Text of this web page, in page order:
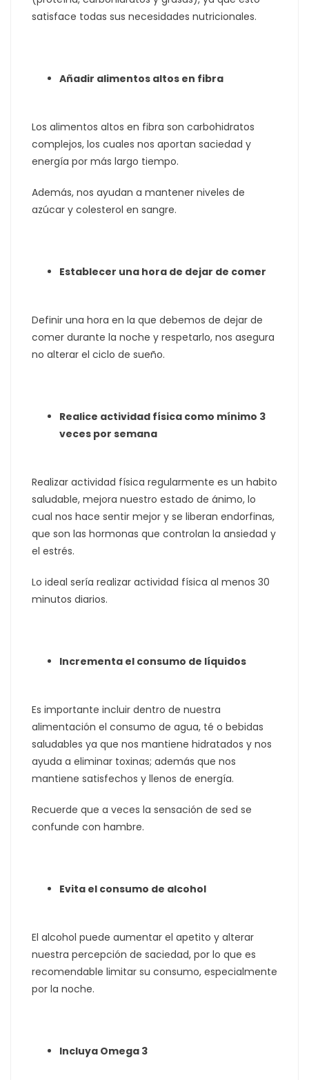
satisface todas sus necesidades nutricionales.
Añadir alimentos altos en fibra
Los alimentos altos en fibra son carbohidratos
complejos, los cuales nos aportan saciedad y
energía por más largo tiempo.
Además, nos ayudan a mantener niveles de
azúcar y colesterol en sangre.
Establecer una hora de dejar de comer
Definir una hora en la que debemos de dejar de
comer durante la noche y respetarlo, nos asegura
no alterar el ciclo de sueño.
Realice actividad física como mínimo 3
veces por semana
Realizar actividad física regularmente es un habito
saludable, mejora nuestro estado de ánimo, lo
cual nos hace sentir mejor y se liberan endorfinas,
que son las hormonas que controlan la ansiedad y
el estrés.
Lo ideal sería realizar actividad física al menos 30
minutos diarios.
Incrementa el consumo de líquidos
Es importante incluir dentro de nuestra
alimentación el consumo de agua, té o bebidas
saludables ya que nos mantiene hidratados y nos
ayuda a eliminar toxinas; además que nos
mantiene satisfechos y llenos de energía.
Recuerde que a veces la sensación de sed se
confunde con hambre.
Evita el consumo de alcohol
El alcohol puede aumentar el apetito y alterar
nuestra percepción de saciedad, por lo que es
recomendable limitar su consumo, especialmente
por la noche.
Incluya Omega 3